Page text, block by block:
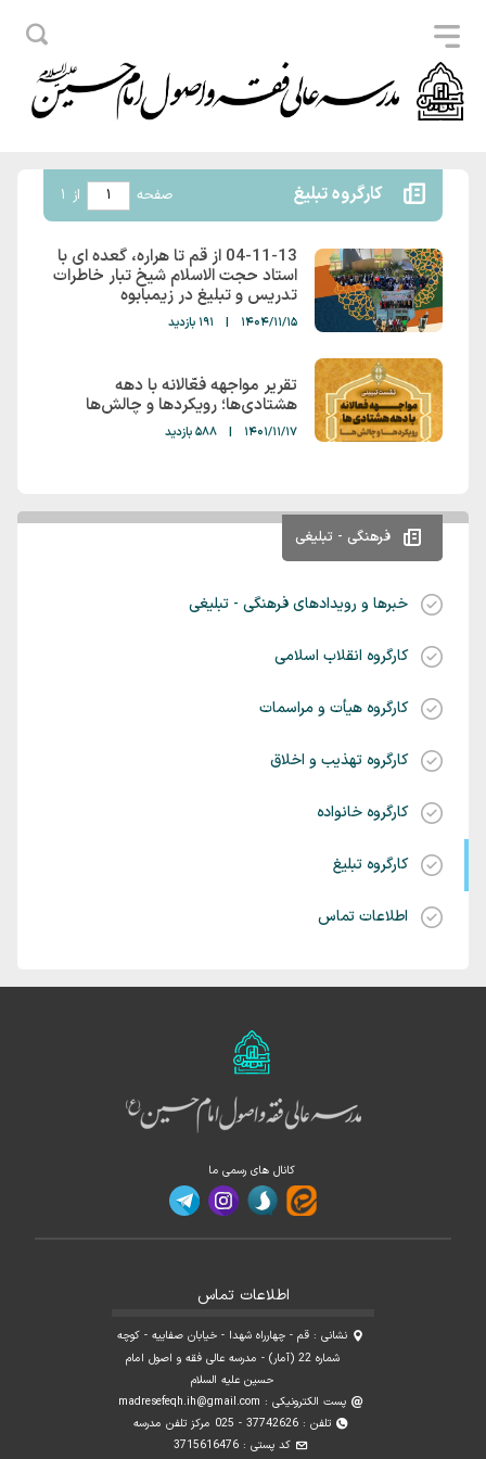
فرهنگی - تبلیغی
خبرها و رویدادهای فرهنگی - تبلیغی
کارگروه انقلاب اسلامی
کارگروه هیأت و مراسمات
کارگروه تهذیب و اخلاق
کارگروه خانواده
کارگروه تبلیغ
اطلاعات تماس
کارگروه تبلیغ صفحه از 1
04-11-13 از قم تا هراره، گعده ای با
استاد حجت الاسلام شیخ تبار خاطرات
تدریس و تبلیغ در زیمبابوه
1404/11/15
| 191 بازدید
تقریر مواجهه فعّالانه با دهه
هشتادی‌ها؛ رویکردها و چالش‌ها
1401/11/17
| 588 بازدید
کانال های رسمی ما
اطلاعات تماس
نشانی : قم - چهارراه شهدا - خیابان صفاییه - کوچه
شماره 22 (آمار) - مدرسه عالی فقه و اصول امام
حسین علیه السلام
پست الکترونیکی : madresefeqh.ih@gmail.com
تلفن : 37742626 - 025 مرکز تلفن مدرسه
کد پستی : 3715616476